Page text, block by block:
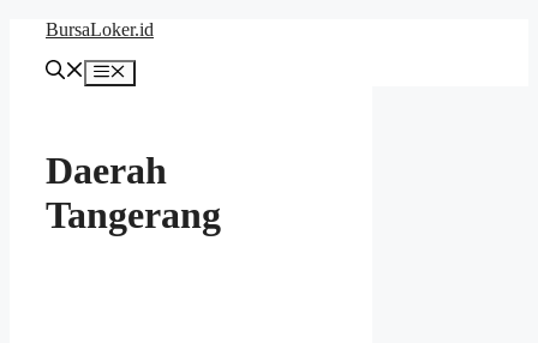
Langsung
BursaLoker.id
Menu
Daerah
Tangerang